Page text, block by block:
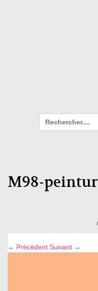
Search
for:
M98-
← Précédent Suivant →